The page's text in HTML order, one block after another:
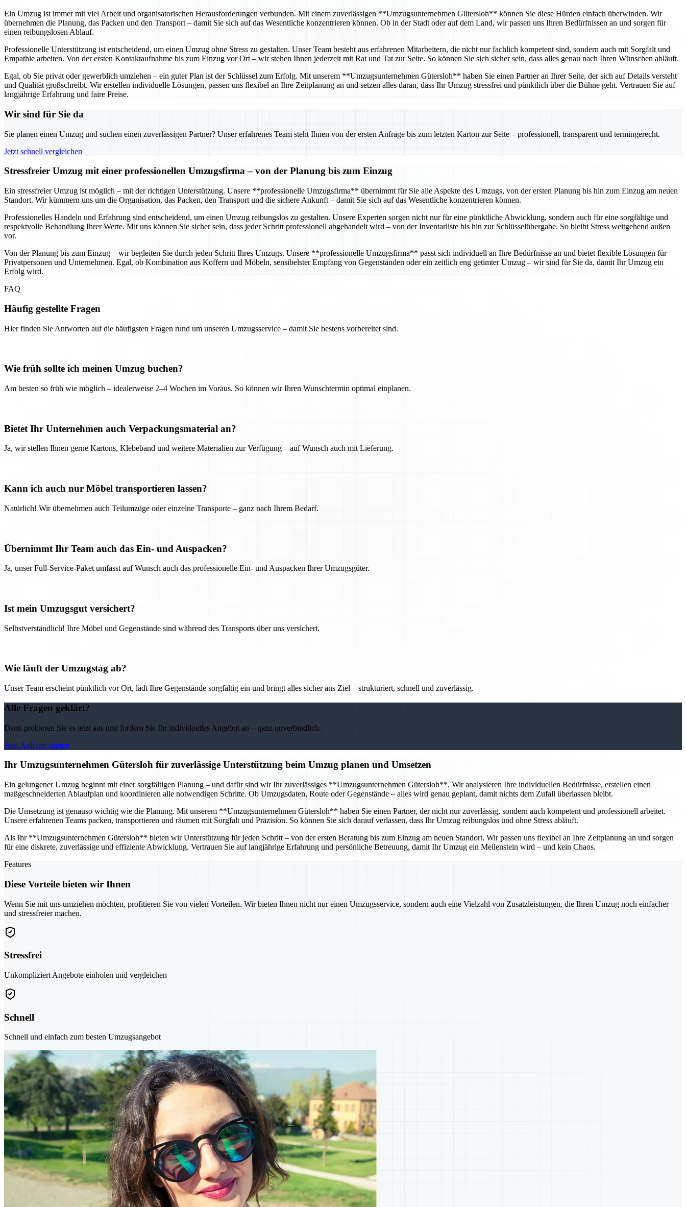
Ein Umzug ist immer mit viel Arbeit und organisatorischen Herausforderungen verbunden. Mit einem zuverlässigen **Umzugsunternehmen Gütersloh** können Sie diese Hürden einfach überwinden. Wir
übernehmen die Planung, das Packen und den Transport – damit Sie sich auf das Wesentliche konzentrieren können. Ob in der Stadt oder auf dem Land, wir passen uns Ihren Bedürfnissen an und sorgen für
einen reibungslosen Ablauf.
Professionelle Unterstützung ist entscheidend, um einen Umzug ohne Stress zu gestalten. Unser Team besteht aus erfahrenen Mitarbeitern, die nicht nur fachlich kompetent sind, sondern auch mit Sorgfalt und
Empathie arbeiten. Von der ersten Kontaktaufnahme bis zum Einzug vor Ort – wir stehen Ihnen jederzeit mit Rat und Tat zur Seite. So können Sie sich sicher sein, dass alles genau nach Ihren Wünschen abläuft.
Egal, ob Sie privat oder gewerblich umziehen – ein guter Plan ist der Schlüssel zum Erfolg. Mit unserem **Umzugsunternehmen Gütersloh** haben Sie einen Partner an Ihrer Seite, der sich auf Details versteht
und Qualität großschreibt. Wir erstellen individuelle Lösungen, passen uns flexibel an Ihre Zeitplanung an und setzen alles daran, dass Ihr Umzug stressfrei und pünktlich über die Bühne geht. Vertrauen Sie auf
langjährige Erfahrung und faire Preise.
Wir sind für Sie da
Sie planen einen Umzug und suchen einen zuverlässigen Partner? Unser erfahrenes Team steht Ihnen von der ersten Anfrage bis zum letzten Karton zur Seite – professionell, transparent und termingerecht.
Jetzt schnell vergleichen
Stressfreier Umzug mit einer professionellen Umzugsfirma – von der Planung bis zum Einzug
Ein stressfreier Umzug ist möglich – mit der richtigen Unterstützung. Unsere **professionelle Umzugsfirma** übernimmt für Sie alle Aspekte des Umzugs, von der ersten Planung bis hin zum Einzug am neuen
Standort. Wir kümmern uns um die Organisation, das Packen, den Transport und die sichere Ankunft – damit Sie sich auf das Wesentliche konzentrieren können.
Professionelles Handeln und Erfahrung sind entscheidend, um einen Umzug reibungslos zu gestalten. Unsere Experten sorgen nicht nur für eine pünktliche Abwicklung, sondern auch für eine sorgfältige und
respektvolle Behandlung Ihrer Werte. Mit uns können Sie sicher sein, dass jeder Schritt professionell abgehandelt wird – von der Inventarliste bis hin zur Schlüsselübergabe. So bleibt Stress weitgehend außen
vor.
Von der Planung bis zum Einzug – wir begleiten Sie durch jeden Schritt Ihres Umzugs. Unsere **professionelle Umzugsfirma** passt sich individuell an Ihre Bedürfnisse an und bietet flexible Lösungen für
Privatpersonen und Unternehmen. Egal, ob Kombination aus Koffern und Möbeln, sensibelster Empfang von Gegenständen oder ein zeitlich eng getimter Umzug – wir sind für Sie da, damit Ihr Umzug ein
Erfolg wird.
FAQ
Häufig gestellte Fragen
Hier finden Sie Antworten auf die häufigsten Fragen rund um unseren Umzugsservice – damit Sie bestens vorbereitet sind.
Wie früh sollte ich meinen Umzug buchen?
Am besten so früh wie möglich – idealerweise 2–4 Wochen im Voraus. So können wir Ihren Wunschtermin optimal einplanen.
Bietet Ihr Unternehmen auch Verpackungsmaterial an?
Ja, wir stellen Ihnen gerne Kartons, Klebeband und weitere Materialien zur Verfügung – auf Wunsch auch mit Lieferung.
Kann ich auch nur Möbel transportieren lassen?
Natürlich! Wir übernehmen auch Teilumzüge oder einzelne Transporte – ganz nach Ihrem Bedarf.
Übernimmt Ihr Team auch das Ein- und Auspacken?
Ja, unser Full-Service-Paket umfasst auf Wunsch auch das professionelle Ein- und Auspacken Ihrer Umzugsgüter.
Ist mein Umzugsgut versichert?
Selbstverständlich! Ihre Möbel und Gegenstände sind während des Transports über uns versichert.
Wie läuft der Umzugstag ab?
Unser Team erscheint pünktlich vor Ort, lädt Ihre Gegenstände sorgfältig ein und bringt alles sicher ans Ziel – strukturiert, schnell und zuverlässig.
Alle Fragen geklärt?
Dann probieren Sie es jetzt aus und fordern Sie Ihr individuelles Angebot an – ganz unverbindlich.
Jetzt Anfrage starten
Ihr Umzugsunternehmen Gütersloh für zuverlässige Unterstützung beim Umzug planen und Umsetzen
Ein gelungener Umzug beginnt mit einer sorgfältigen Planung – und dafür sind wir Ihr zuverlässiges **Umzugsunternehmen Gütersloh**. Wir analysieren Ihre individuellen Bedürfnisse, erstellen einen
maßgeschneiderten Ablaufplan und koordinieren alle notwendigen Schritte. Ob Umzugsdaten, Route oder Gegenstände – alles wird genau geplant, damit nichts dem Zufall überlassen bleibt.
Die Umsetzung ist genauso wichtig wie die Planung. Mit unserem **Umzugsunternehmen Gütersloh** haben Sie einen Partner, der nicht nur zuverlässig, sondern auch kompetent und professionell arbeitet.
Unsere erfahrenen Teams packen, transportieren und räumen mit Sorgfalt und Präzision. So können Sie sich darauf verlassen, dass Ihr Umzug reibungslos und ohne Stress abläuft.
Als Ihr **Umzugsunternehmen Gütersloh** bieten wir Unterstützung für jeden Schritt – von der ersten Beratung bis zum Einzug am neuen Standort. Wir passen uns flexibel an Ihre Zeitplanung an und sorgen
für eine diskrete, zuverlässige und effiziente Abwicklung. Vertrauen Sie auf langjährige Erfahrung und persönliche Betreuung, damit Ihr Umzug ein Meilenstein wird – und kein Chaos.
Features
Diese Vorteile bieten wir Ihnen
Wenn Sie mit uns umziehen möchten, profitieren Sie von vielen Vorteilen. Wir bieten Ihnen nicht nur einen Umzugsservice, sondern auch eine Vielzahl von Zusatzleistungen, die Ihren Umzug noch einfacher
und stressfreier machen.
Stressfrei
Unkompliziert Angebote einholen und vergleichen
Schnell
Schnell und einfach zum besten Umzugsangebot